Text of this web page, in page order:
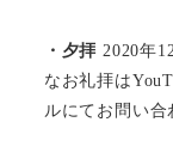
・夕拝 2020年
なお礼拝は
ルにてお問い合